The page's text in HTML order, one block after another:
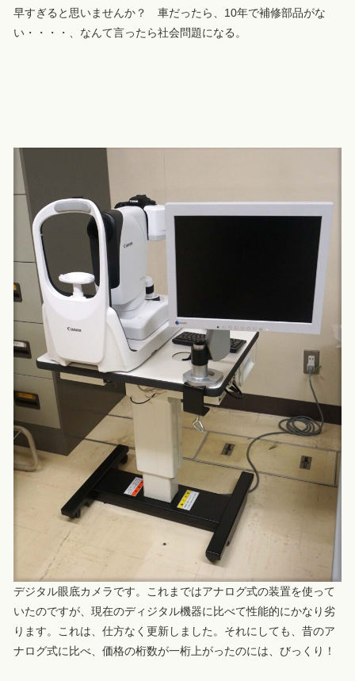
早すぎると思いませんか？ 車だったら、10年で補修部品がな
い・・・・、なんて言ったら社会問題になる。
デジタル眼底カメラです。これまではアナログ式の装置を使って
いたのですが、現在のディジタル機器に比べて性能的にかなり劣
ります。これは、仕方なく更新しました。それにしても、昔のア
ナログ式に比べ、価格の桁数が一桁上がったのには、びっくり！